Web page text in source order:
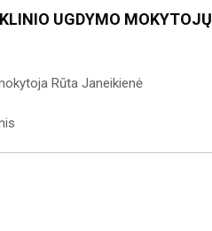
UGDYMO MOKYTOJŲ
Rūta Janeikienė